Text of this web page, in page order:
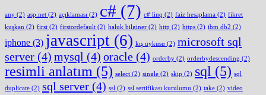
any (2) asp.net (2) açıklaması (2) c# (7) c# linq (2) faiz hesaplama (2) fikret
kuşkan (2) first (2) firstordefault (2) haluk bilginer (2) http (2) https (2) ibm db2 (2)
iphone (3) javascript (6) kış uykusu (2) microsoft sql
server (4) mysql (4) oracle (4) orderby (2) orderbydescending (2)
resimli anlatım (5) select (2) single (2) skip (2) sql (5) sql
duplicate (2) sql server (4) ssl (2) ssl sertifikası kurulumu (2) take (2) video